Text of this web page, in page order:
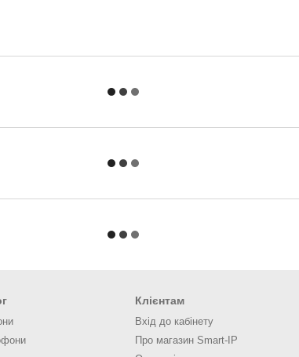
Клієнтам
Вхід до кабінету
Про магазин Smart-IP